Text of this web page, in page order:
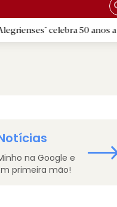
celebra 50 anos a sonhar
na Google e
primeira mão!